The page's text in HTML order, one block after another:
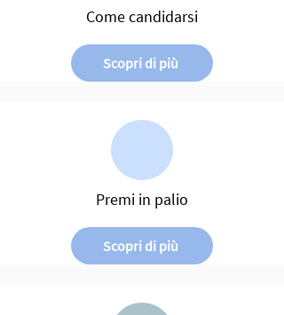
Come candidarsi
Scopri di più
Premi in palio
Scopri di più